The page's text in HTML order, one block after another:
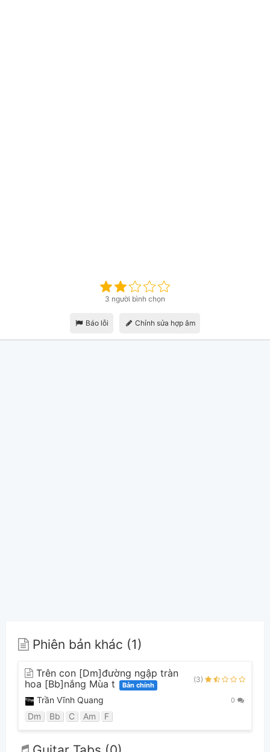
3 người bình chọn
Báo lỗi Chỉnh sửa hợp âm
Phiên bản khác (1)
Trên con [Dm]đường ngập tràn
hoa [Bb]nắng Mùa t
Bản chính
(3)
Trần Vĩnh Quang 0
Dm Bb C Am F